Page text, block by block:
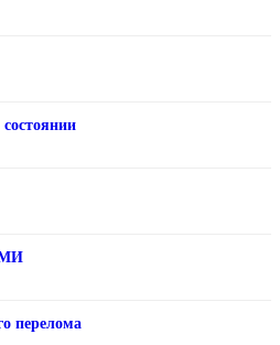
перелома